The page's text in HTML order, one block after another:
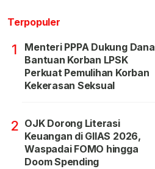
Terpopuler
1
Menteri PPPA Dukung Dana
Bantuan Korban LPSK
Perkuat Pemulihan Korban
Kekerasan Seksual
2 OJK Dorong Literasi
Keuangan di GIIAS 2026,
Waspadai FOMO hingga
Doom Spending